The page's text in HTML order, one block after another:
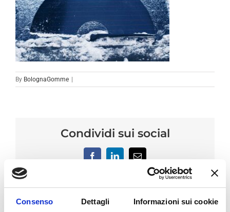
Consenso Dettagli Informazioni sui cookie
By BolognaGomme
Condividi sui social
FacebookLinkedInEmail